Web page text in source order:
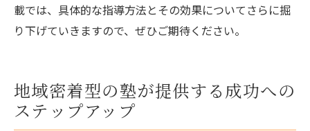
載では、具体的な指導方法とその効果についてさらに掘
り下げていきますので、ぜひご期待ください。
地域密着型の塾が提供する成功への
ステップアップ